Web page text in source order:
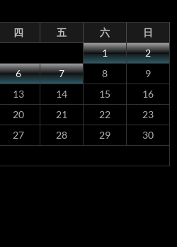
四 五 六
日
1
2
6 7 8
9
13 14 15
16
20 21 22
23
27 28 29
30